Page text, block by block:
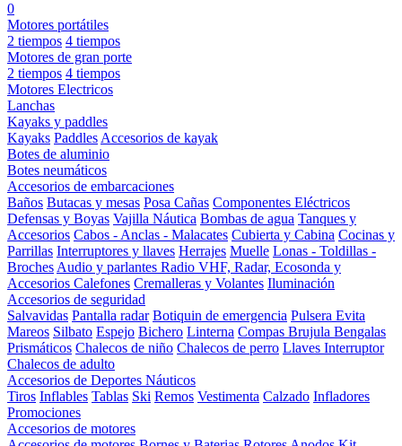
0
Motores portátiles
2 tiempos 4 tiempos
Motores de gran porte
2 tiempos 4 tiempos
Motores Electricos
Lanchas
Kayaks y paddles
Kayaks Paddles Accesorios de kayak
Botes de aluminio
Botes neumáticos
Accesorios de embarcaciones
Baños Butacas y mesas Posa Cañas Componentes Eléctricos
Defensas y Boyas Vajilla Náutica Bombas de agua Tanques y
Accesorios Cabos - Anclas - Malacates Cubierta y Cabina Cocinas y
Parrillas Interruptores y llaves Herrajes Muelle Lonas - Toldillas -
Broches Audio y parlantes Radio VHF, Radar, Ecosonda y
Accesorios Calefones Cremalleras y Volantes Iluminación
Accesorios de seguridad
Salvavidas Pantalla radar Botiquin de emergencia Pulsera Evita
Mareos Silbato Espejo Bichero Linterna Compas Brujula Bengalas
Prismáticos Chalecos de niño Chalecos de perro Llaves Interruptor
Chalecos de adulto
Accesorios de Deportes Náuticos
Tiros Inflables Tablas Ski Remos Vestimenta Calzado Infladores
Promociones
Accesorios de motores